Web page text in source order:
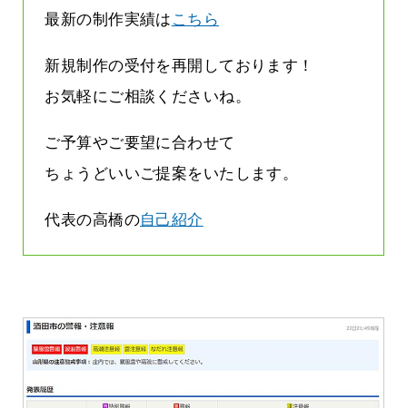
最新の制作実績は こちら
新規制作の受付を再開しております！
お気軽にご相談くださいね。
ご予算やご要望に合わせて
ちょうどいいご提案をいたします。
代表の高橋の自己紹介